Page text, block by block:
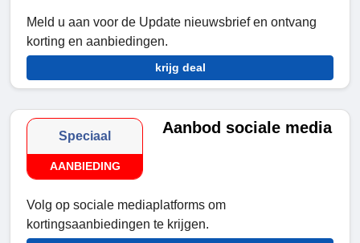
Meld u aan voor de Update nieuwsbrief en ontvang
korting en aanbiedingen.
krijg deal
Speciaal
AANBIEDING
Aanbod sociale media
Volg op sociale mediaplatforms om
kortingsaanbiedingen te krijgen.